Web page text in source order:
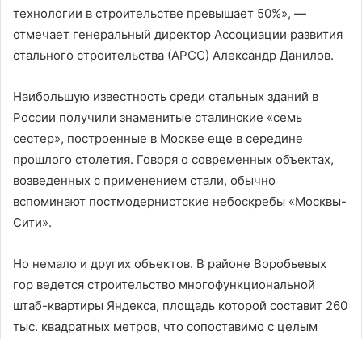
технологии в строительстве превышает 50%», —
отмечает генеральный директор Ассоциации развития
стального строительства (АРСС) Александр Данилов.
Наибольшую известность среди стальных зданий в
России получили знаменитые сталинские «семь
сестер», построенные в Москве еще в середине
прошлого столетия. Говоря о современных объектах,
возведенных с применением стали, обычно
вспоминают постмодернистские небоскребы «Москвы-
Сити».
Но немало и других объектов. В районе Воробьевых
гор ведется строительство многофункциональной
штаб-квартиры Яндекса, площадь которой составит 260
тыс. квадратных метров, что сопоставимо с целым